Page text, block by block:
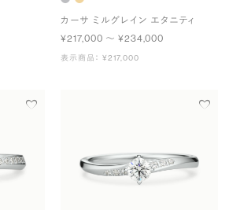
カーサ ミルグレイン エタニティ
¥217,000 〜 ¥234,000
表示商品： ¥217,000